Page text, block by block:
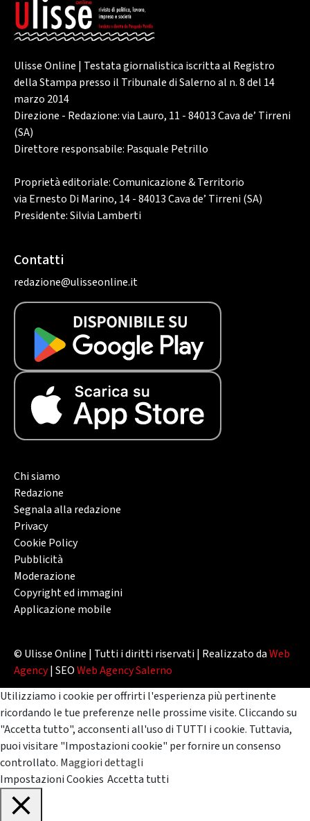
Ulisse Online | Testata giornalistica iscritta al Registro
della Stampa presso il Tribunale di Salerno al n. 8 del 14
marzo 2014
Direzione - Redazione: via Lauro, 11 - 84013 Cava de’ Tirreni
(SA)
Direttore responsabile: Pasquale Petrillo
Proprietà editoriale: Comunicazione & Territorio
via Ernesto Di Marino, 14 - 84013 Cava de’ Tirreni (SA)
Presidente: Silvia Lamberti
Contatti
redazione@ulisseonline.it
Chi siamo
Redazione
Segnala alla redazione
Privacy
Cookie Policy
Pubblicità
Moderazione
Copyright ed immagini
Applicazione mobile
© Ulisse Online | Tutti i diritti riservati | Realizzato daWeb
Agency| SEOWeb Agency Salerno
Utilizziamo i cookie per offrirti l'esperienza più pertinente
ricordando le tue preferenze nelle prossime visite. Cliccando su
"Accetta tutto", acconsenti all'uso di TUTTI i cookie. Tuttavia,
puoi visitare "Impostazioni cookie" per fornire un consenso
controllato. Maggiori dettagli
Impostazioni Cookies Accetta tutti